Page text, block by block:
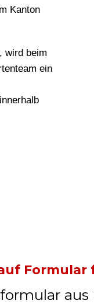
Kanton
wird beim
ein
Formular